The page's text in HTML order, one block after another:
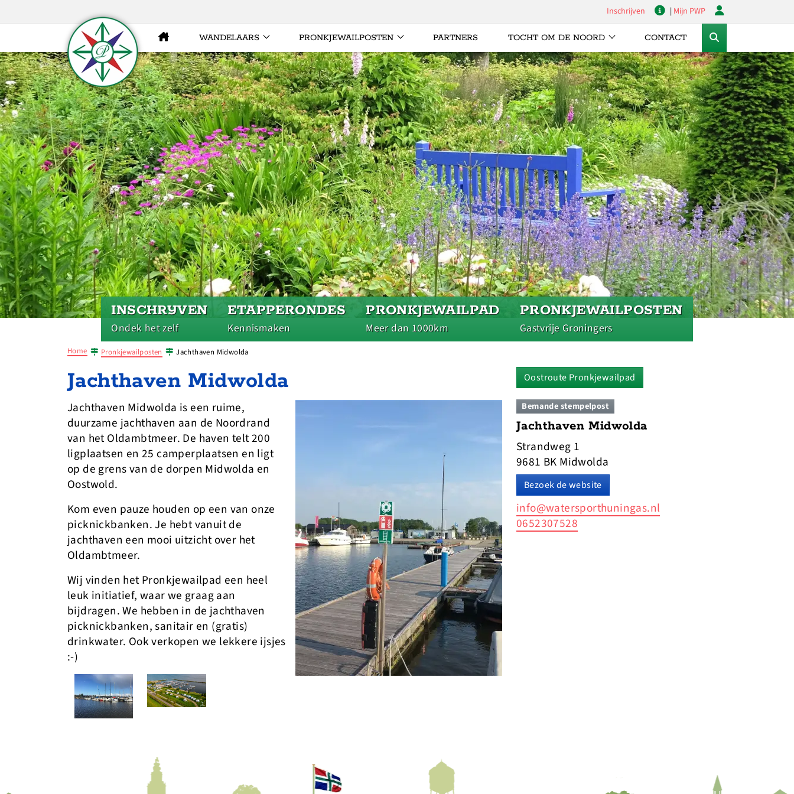
Inschrijven | Mijn PWP
WANDELAARS PRONKJEWAILPOSTEN PARTNERS TOCHT OM DE NOORD CONTACT
INSCHRIJVEN
Ondek het zelf
ETAPPERONDES
Kennismaken
PRONKJEWAILPAD
Meer dan 1000km
PRONKJEWAILPOSTEN
Gastvrije Groningers
Home Pronkjewailposten Jachthaven Midwolda
Jachthaven Midwolda
Jachthaven Midwolda is een ruime,
duurzame jachthaven aan de Noordrand
van het Oldambtmeer. De haven telt 200
ligplaatsen en 25 camperplaatsen en ligt
op de grens van de dorpen Midwolda en
Oostwold.
Kom even pauze houden op een van onze
picknickbanken. Je hebt vanuit de
jachthaven een mooi uitzicht over het
Oldambtmeer.
Wij vinden het Pronkjewailpad een heel
leuk initiatief, waar we graag aan
bijdragen. We hebben in de jachthaven
picknickbanken, sanitair en (gratis)
drinkwater. Ook verkopen we lekkere ijsjes
:-)
Oostroute Pronkjewailpad
Bemande stempelpost
Jachthaven Midwolda
Strandweg 1
9681 BK Midwolda
Bezoek de website
info@watersporthuningas.nl
0652307528